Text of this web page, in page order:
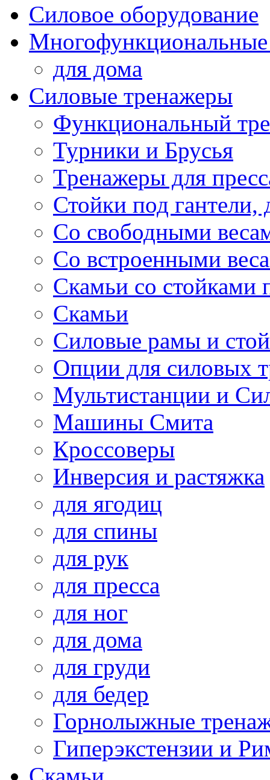
Силовое оборудование
для дома
Силовые тренажеры
Функциональный
Турники и Брусья
Тренажеры для
Стойки под
Со свободными
Со встроенными
Скамьи со стойками
Скамьи
Силовые рамы и
Опции для силовых
Мультистанции и
Машины Смита
Кроссоверы
Инверсия и растяжка
для ягодиц
для спины
для рук
для пресса
для ног
для дома
для груди
для бедер
Горнолыжные
Гиперэкстензии и